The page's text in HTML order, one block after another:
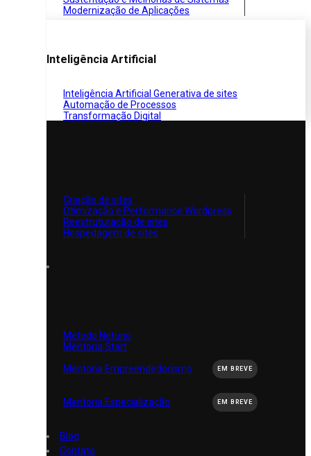
Modernização de Aplicações
Inteligência Artificial
Inteligência Artificial Generativa de sites
Automação de Processos
Transformação Digital
Criação de sites
Otimização e Performance Wordpress
Reestruturação de sites
Hospedagem de sites
Método Netuno
Mentoria Start
Mentoria Empreendedorismo
EM BREVE
Mentoria Especialização EM BREVE
Blog
Contato